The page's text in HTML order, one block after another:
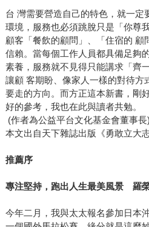
台 灣需要營造自己的特色，就一定
環境，服務也必須跳脫只是「你尊
顧客「餐飲的顧問」、「住宿的 顧
信賴。當每個工作人員都具備足夠
素養，服務就不見得只能講求「齊
讓顧 客期盼、像家人一樣的對待方
要走的方向。而方正這本新書，剛
好的參考，我也在此與讀者共勉。
(作者為公益平台文化基金會董事長)
本文出自天下雜誌出版《勇敢立大
推薦序
專注堅持，跑出人生最美風景 羅
今年二月，我與太太報名參加日本